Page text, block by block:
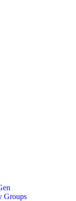
Groups